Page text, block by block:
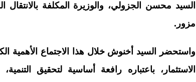
السيد محسن الجزولي، والوزيرة المكلفة بالانتقال
مزور.
واستحضر السيد أخنوش خلال هذا الاجتماع الأهمية
الاستثمار، باعتباره رافعة أساسية لتحقيق